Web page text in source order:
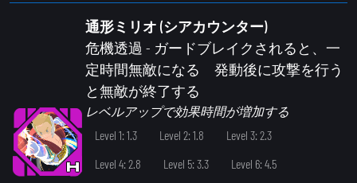
通形ミリオ (シアカウンター)
危機透過 - ガードブレイクされると、一
定時間無敵になる 発動後に攻撃を行う
と無敵が終了する
レベルアップで効果時間が増加する
Level 1: 1.3
Level 2: 1.8
Level 3: 2.3
Level 4: 2.8
Level 5: 3.3
Level 6: 4.5